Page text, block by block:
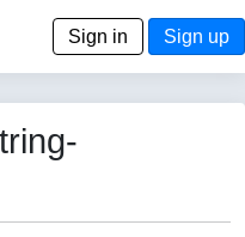
Sign in Sign up